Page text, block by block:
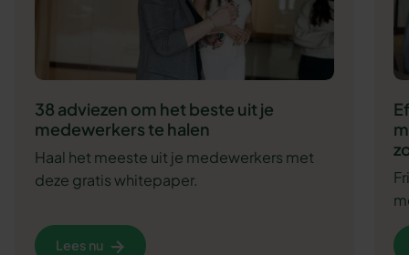
38 adviezen om het beste uit je
medewerkers te halen
Haal het meeste uit je medewerkers met
deze gratis whitepaper.
Lees nu